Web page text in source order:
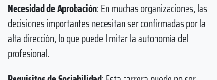
Necesidad de Aprobación: En muchas organizaciones, las
decisiones importantes necesitan ser confirmadas por la
alta dirección, lo que puede limitar la autonomía del
profesional.